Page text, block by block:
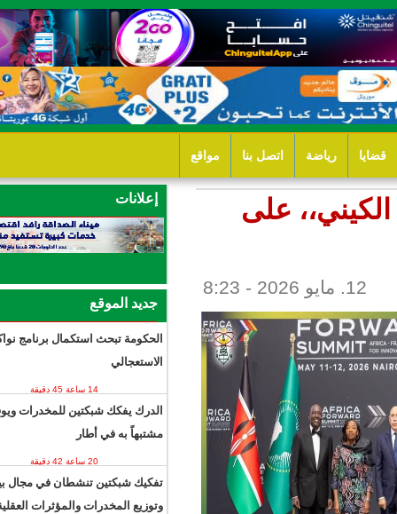
بنا مواقع
إعلانات
الحكومة تبحث استكمال برنامج نواكشوط
الاستعجالي
الدرك يفكك شبكتين للمخدرات ويوقف 13
مشتبهاً به في أطار
تفكيك شبكتين تنشطان في مجال بيع
وتوزيع المخدرات والمؤثرات العقلية.
يوم واحد 8 ساعات